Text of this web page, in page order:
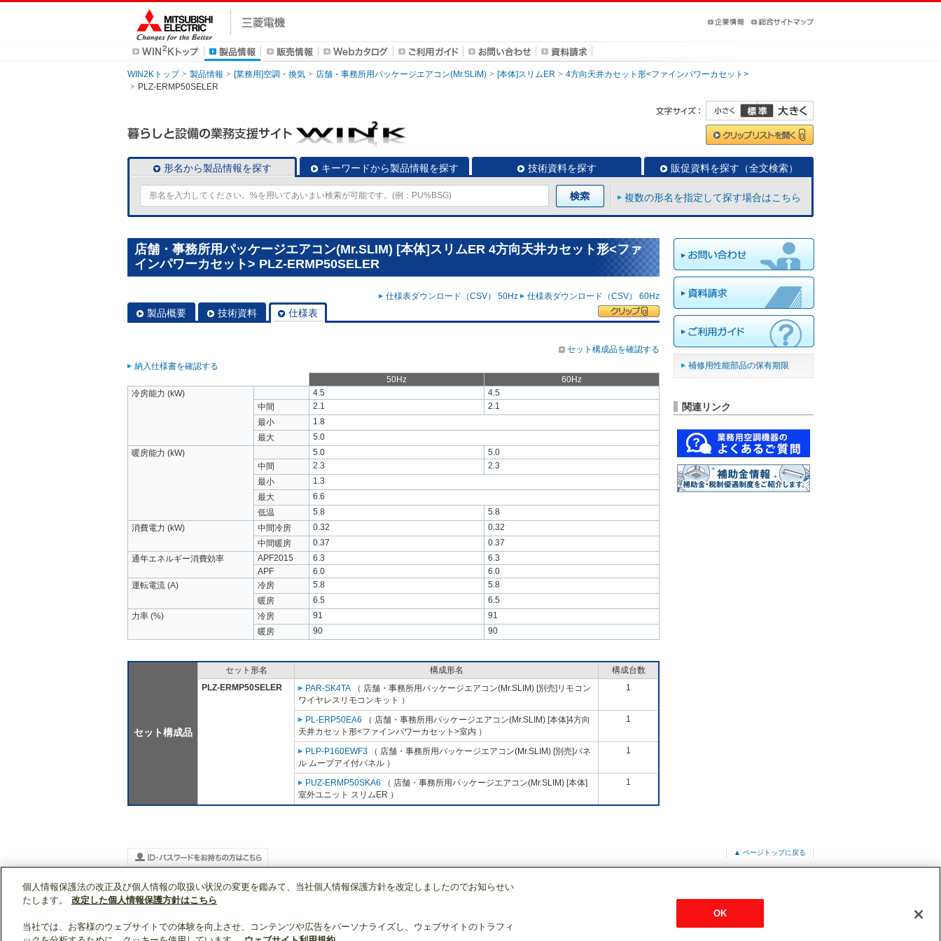
WIN2Kトップ 製品情報 [業務用]空調・換気 店舗・事務所用パッケージエアコン(Mr.SLIM) [本体]スリムER
4方向天井カセット形<ファインパワーカセット>
PLZ-ERMP50SELER
形名から製品情報を探す キーワードから製品情報を探す 技術資料を探す 販促資料を探す（全文検索）
複数の形名を指定して探す場合はこちら
店舗・事務所用パッケージエアコン(Mr.SLIM) [本体]スリムER 4方向天井カセット形<ファ
インパワーカセット> PLZ-ERMP50SELER
仕様表ダウンロード（CSV） 50Hz 仕様表ダウンロード（CSV） 60Hz
製品概要 技術資料 仕様表
セット構成品を確認する
納入仕様書を確認する
50Hz
60Hz
冷房能力 (kW)
4.5
4.5
中間
2.1
2.1
最小
1.8
最大
5.0
暖房能力 (kW)
5.0
5.0
中間
2.3
2.3
最小
1.3
最大
6.6
低温
5.8
5.8
消費電力 (kW)
中間冷房 0.32
0.32
中間暖房
0.37
0.37
通年エネルギー消費効率
APF2015 6.3
6.3
APF
6.0
6.0
運転電流 (A)
冷房 5.8
5.8
暖房
6.5
6.5
力率 (%)
冷房 91
91
暖房
90 90
セット構成品
セット形名 構成形名
構成台数
PLZ-ERMP50SELER
PAR-SK4TA （ 店舗・事務所用パッケージエアコン(Mr.SLIM) [別売]リモコン
ワイヤレスリモコンキット ）
1
PL-ERP50EA6 （ 店舗・事務所用パッケージエアコン(Mr.SLIM) [本体]4方向
天井カセット形<ファインパワーカセット>室内 ）
1
PLP-P160EWF3 （ 店舗・事務所用パッケージエアコン(Mr.SLIM) [別売]パネ
ル ムーブアイ付パネル ）
1
PUZ-ERMP50SKA6 （ 店舗・事務所用パッケージエアコン(Mr.SLIM) [本体]
室外ユニット スリムER ）
1
補修用性能部品の保有期限
関連リンク
▲ ページトップに戻る
WIN2Kトップ 製品情報 [業務用]空調・換気 店舗・事務所用パッケージエアコン(Mr.SLIM) [本体]スリムER
PLZ-ERMP50SELER
個人情報保護法の改正及び個人情報の取扱い状況の変更を鑑みて、当社個人情報保護方針を改定しましたのでお知らせい
たします。
改定した個人情報保護方針はこちら
当社では、お客様のウェブサイトでの体験を向上させ、コンテンツや広告をパーソナライズし、ウェブサイトのトラフィ
OK